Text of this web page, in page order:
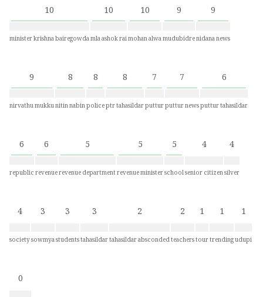
10
minister krishna bairegowda
10
mla ashok rai
10
mohan alwa
9
mudubidre
9
nidana news
9
nirvathu mukku
8
nitin nabin
8
police
8
ptr tahasildar
7
puttur
7
puttur news
6
puttur tahasildar
6
republic
6
revenue
5
revenue department
5
revenue minister
5
school
4
senior citizen
4
silver
4
society
3
sowmya
3
students
3
tahasildar
2
tahasildar absconded
2
teachers
1
tour
1
trending
1
udupi
0